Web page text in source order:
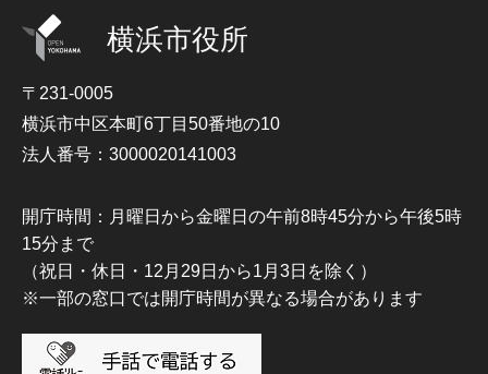
横浜市役所
〒231-0005
横浜市中区本町6丁目50番地の10
法人番号：3000020141003
開庁時間：月曜日から金曜日の午前8時45分から午後5時
15分まで
（祝日・休日・12月29日から1月3日を除く）
※一部の窓口では開庁時間が異なる場合があります